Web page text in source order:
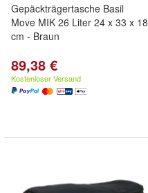
Gepäckträgertasche Basil
Move MIK 26 Liter 24 x 33 x 18
cm - Braun
89,38 €
Kostenloser Versand